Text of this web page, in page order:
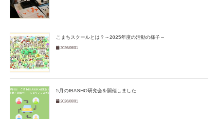
こまちスクールとは？～2025年度の活動の様子～
2026/06/01
5月のIBASHO研究会を開催しました
2026/06/01